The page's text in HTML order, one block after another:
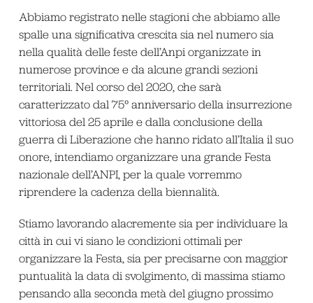
Abbiamo registrato nelle stagioni che abbiamo alle
spalle una significativa crescita sia nel numero sia
nella qualità delle feste dell’Anpi organizzate in
numerose province e da alcune grandi sezioni
territoriali. Nel corso del 2020, che sarà
caratterizzato dal 75° anniversario della insurrezione
vittoriosa del 25 aprile e dalla conclusione della
guerra di Liberazione che hanno ridato all’Italia il suo
onore, intendiamo organizzare una grande Festa
nazionale dell’ANPI, per la quale vorremmo
riprendere la cadenza della biennalità.
Stiamo lavorando alacremente sia per individuare la
città in cui vi siano le condizioni ottimali per
organizzare la Festa, sia per precisarne con maggior
puntualità la data di svolgimento, di massima stiamo
pensando alla seconda metà del giugno prossimo